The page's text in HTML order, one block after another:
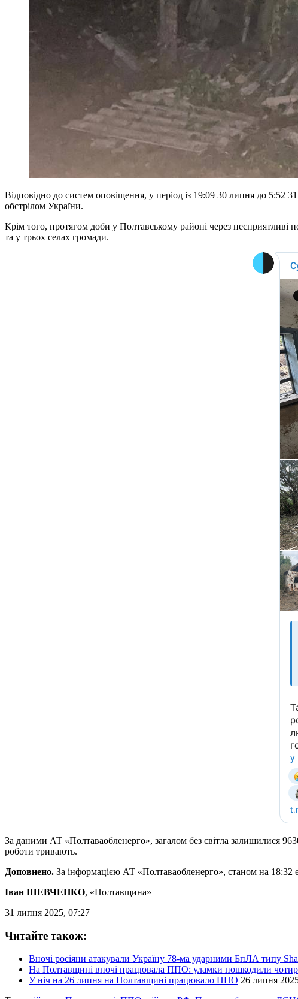
Відповідно до систем оповіщення, у період із 19:09 30 липня до 5:52
обстрілом України.
Крім того, протягом доби у Полтавському районі через несприятливі
та у трьох селах громади.
За даними АТ «Полтаваобленерго», загалом без світла залишилися
роботи тривають.
Доповнено. За інформацією АТ «Полтаваобленерго», станом на 18:32
Іван ШЕВЧЕНКО, «Полтавщина»
31 липня 2025, 07:27
Читайте також:
Вночі росіяни атакували Україну 78-ма ударними БпЛА типу
На Полтавщині вночі працювала ППО: уламки пошкодили
У ніч на 26 липня на Полтавщині працювало ППО 26 липня